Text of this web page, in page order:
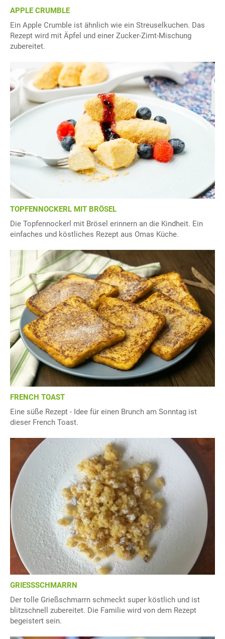
APPLE CRUMBLE
Ein Apple Crumble ist ähnlich wie ein Streuselkuchen. Das
Rezept wird mit Äpfel und einer Zucker-Zimt-Mischung
zubereitet.
TOPFENNOCKERL MIT BRÖSEL
Die Topfennockerl mit Brösel erinnern an die Kindheit. Ein
einfaches und köstliches Rezept aus Omas Küche.
FRENCH TOAST
Eine süße Rezept - Idee für einen Brunch am Sonntag ist
dieser French Toast.
GRIESSSCHMARRN
Der tolle Grießschmarrn schmeckt super köstlich und ist
blitzschnell zubereitet. Die Familie wird von dem Rezept
begeistert sein.